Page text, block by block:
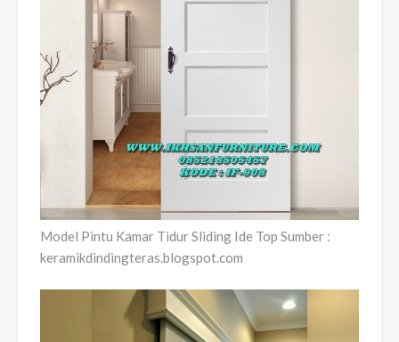
Model Pintu Kamar Tidur Sliding Ide Top Sumber :
keramikdindingteras.blogspot.com